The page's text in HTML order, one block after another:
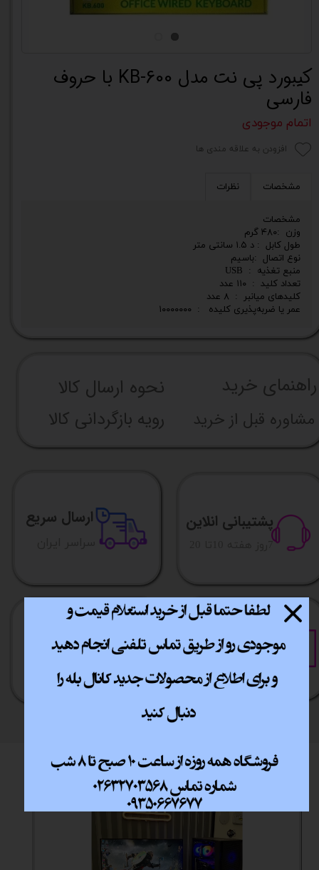
کیبورد پی نت مدل KB-600 با حروف
فارسی
اتمام موجودی
افزودن به علاقه مندی ها
مشخصات نظرات
مشخصات
وزن :۴۸۰ گرم
طول کابل : د ۱.۵ سانتی متر
نوع اتصال :باسیم
منبع تغذیه : USB
تعداد کلید : ۱۱۰ عدد
کلیدهای میانبر : ۸ عدد
عمر یا ضربه‌پذیری کلیده : ۱۰۰۰۰۰۰۰
راهنما​​​​​​​​​​​​​​ی خرید نحوه ارسال کالا
مشاوره قبل از خرید رویه بازگردانی کالا
پشتیبانی انلاین
​7روز هفته 10تا 20
ارسال سریع
خرید آسان
فقط با چند کلیک
خرید قسطی